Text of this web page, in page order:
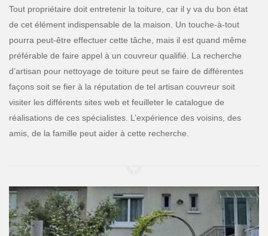
Tout propriétaire doit entretenir la toiture, car il y va du bon état
de cet élément indispensable de la maison. Un touche-à-tout
pourra peut-être effectuer cette tâche, mais il est quand même
préférable de faire appel à un couvreur qualifié. La recherche
d’artisan pour nettoyage de toiture peut se faire de différentes
façons soit se fier à la réputation de tel artisan couvreur soit
visiter les différents sites web et feuilleter le catalogue de
réalisations de ces spécialistes. L’expérience des voisins, des
amis, de la famille peut aider à cette recherche.